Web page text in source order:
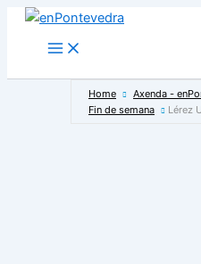
Main
Menu
Home Axenda -
Fin de semana
Lérez